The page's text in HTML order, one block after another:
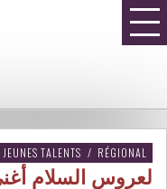
JEUNES TALENTS / RÉGIONAL
لعروس السلام أغني